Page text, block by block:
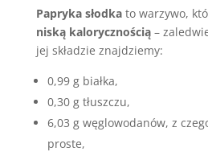
Papryka słodkato warzywo,
niską kalorycznością–
jej składzie znajdziemy:
0,99 g białka,
0,30 g tłuszczu,
6,03 g węglowodanów, z
proste,